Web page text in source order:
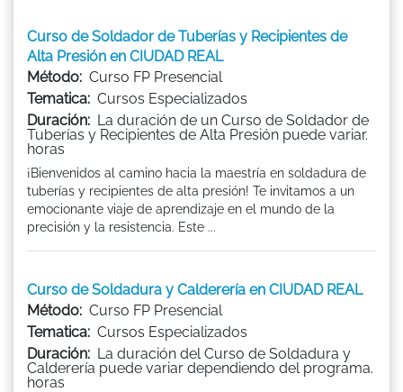
Curso de Soldador de Tuberías y Recipientes de
Alta Presión en CIUDAD REAL
Método: Curso FP Presencial
Tematica: Cursos Especializados
Duración: La duración de un Curso de Soldador de
Tuberías y Recipientes de Alta Presión puede variar.
horas
¡Bienvenidos al camino hacia la maestría en soldadura de
tuberías y recipientes de alta presión! Te invitamos a un
emocionante viaje de aprendizaje en el mundo de la
precisión y la resistencia. Este ...
Curso de Soldadura y Calderería en CIUDAD REAL
Método: Curso FP Presencial
Tematica: Cursos Especializados
Duración: La duración del Curso de Soldadura y
Calderería puede variar dependiendo del programa.
horas